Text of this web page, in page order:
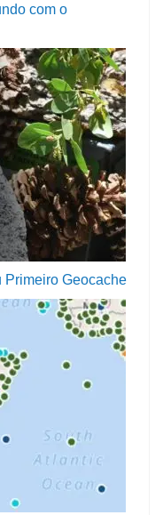
com o
Primeiro Geocache